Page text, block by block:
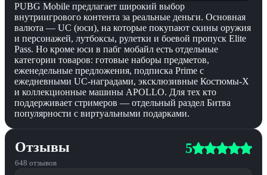
Донат
в
Пабг
Мобайл
PUBG Mobile предлагает широкий выбор
внутриигрового контента за реальные деньги. Основная
валюта — UC (юси), на которые покупают скины оружия
и персонажей, лутбоксы, рулетки и боевой пропуск Elite
Pass. Но кроме юси в пабг мобайл есть отдельные
категории товаров: готовые наборы предметов,
еженедельные предложения, подписка Prime с
ежедневными UC-наградами, эксклюзивные Костюмы-X
и коллекционные машины APOLLO. Для тех кто
поддерживает стримеров — отдельный раздел Битва
популярности с виртуальными подарками.
Отзывы
648 отзывов
5